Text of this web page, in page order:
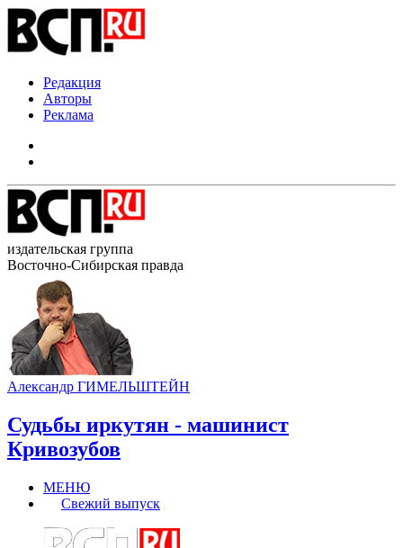
Редакция
Авторы
Реклама
издательская группа
Восточно-Сибирская правда
Александр ГИМЕЛЬШТЕЙН
Судьбы иркутян - машинист
Кривозубов
МЕНЮ
Свежий выпуск